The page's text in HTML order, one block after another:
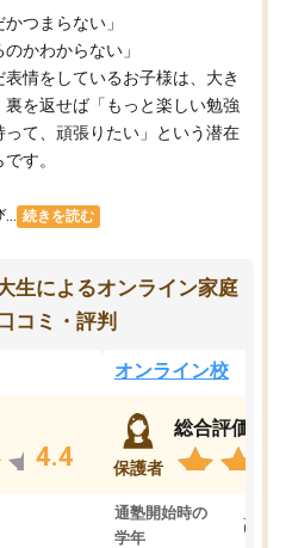
つまらない」
かわからない」
情をしているお子様は、大き
を返せば「もっと楽しい勉強
て、頑張りたい」という潜在
す。
続きを読む
生によるオンライン家庭
コミ・評判
4.4
オンライン校
保護者
総合評価
通塾開始時の
学年
高3